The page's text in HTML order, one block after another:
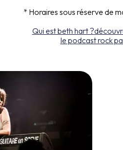
* Horaires sous réserve de
Qui est beth hart ?
le podcast rock